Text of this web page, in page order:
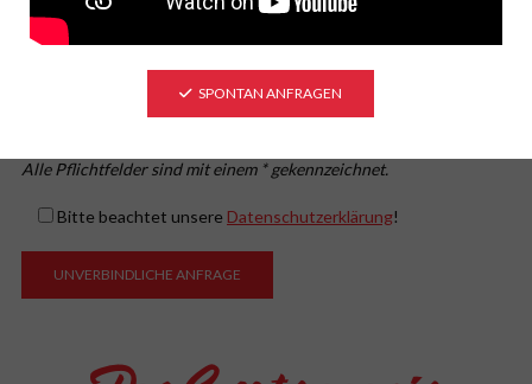
Alle Pflichtfelder sind mit einem * gekennzeichnet.
Bitte beachtet unsere Datenschutzerklärung!
SPONTAN ANFRAGEN